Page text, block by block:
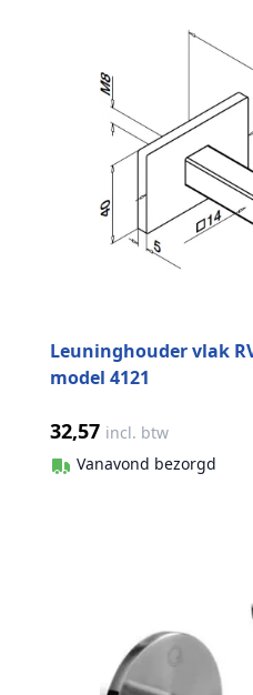
Leuninghouder vlak
model 4121
32,57 incl. btw
Vanavond bezorgd